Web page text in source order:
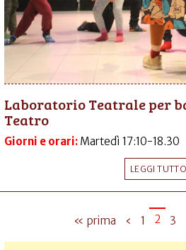
Laboratorio Teatrale per
Teatro
Giorni e orari: Martedì 17:10-18.30
LEGGI TUTTO
« prima ‹ 1 2 3